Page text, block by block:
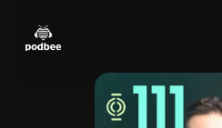
menu